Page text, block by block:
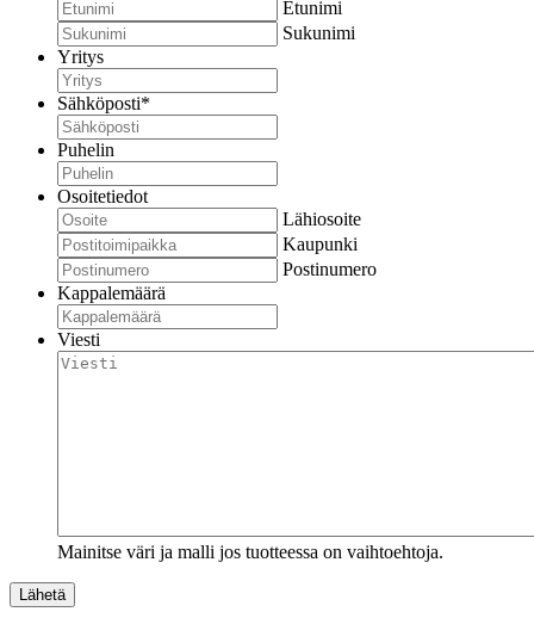
Etunimi
Sukunimi
Yritys
Sähköposti*
Puhelin
Osoitetiedot
Lähiosoite
Kaupunki
Postinumero
Kappalemäärä
Viesti
Mainitse väri ja malli jos tuotteessa on vaihtoehtoja.